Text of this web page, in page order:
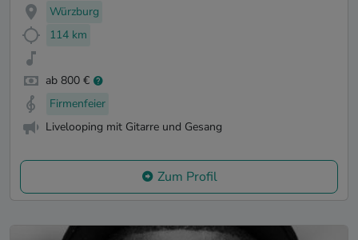
Würzburg
114 km
ab 800 €
Firmenfeier
Livelooping mit Gitarre und Gesang
Zum Profil